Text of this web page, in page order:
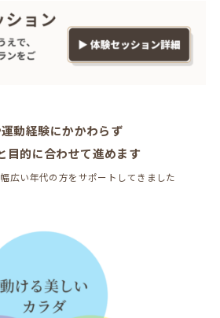
動経験にかかわらず
目的に合わせて進めます
広い年代の方をサポートしてきました